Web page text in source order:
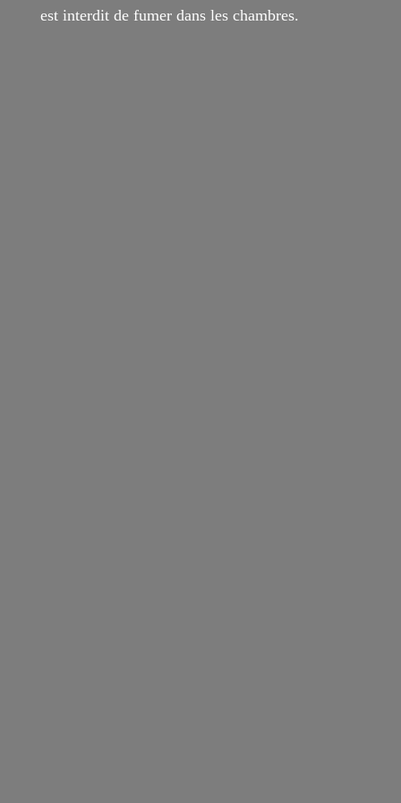
est interdit de fumer dans les chambres.